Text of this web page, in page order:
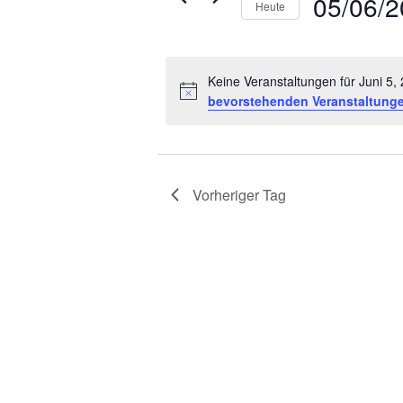
Keine Veranstaltungen für Juni
bevorstehenden
VeranstaltungenHeute
Vorheriger Tag